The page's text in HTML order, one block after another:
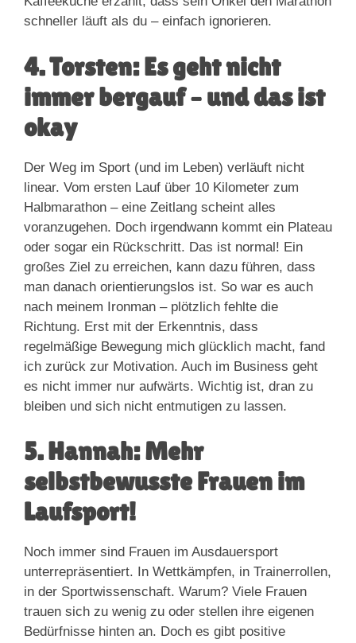
schneller läuft als du – einfach ignorieren.
4. Torsten: Es geht nicht
immer bergauf – und das ist
okay
Der Weg im Sport (und im Leben) verläuft nicht
linear. Vom ersten Lauf über 10 Kilometer zum
Halbmarathon – eine Zeitlang scheint alles
voranzugehen. Doch irgendwann kommt ein Plateau
oder sogar ein Rückschritt. Das ist normal! Ein
großes Ziel zu erreichen, kann dazu führen, dass
man danach orientierungslos ist. So war es auch
nach meinem Ironman – plötzlich fehlte die
Richtung. Erst mit der Erkenntnis, dass
regelmäßige Bewegung mich glücklich macht, fand
ich zurück zur Motivation. Auch im Business geht
es nicht immer nur aufwärts. Wichtig ist, dran zu
bleiben und sich nicht entmutigen zu lassen.
5. Hannah: Mehr
selbstbewusste Frauen im
Laufsport!
Noch immer sind Frauen im Ausdauersport
unterrepräsentiert. In Wettkämpfen, in Trainerrollen,
in der Sportwissenschaft. Warum? Viele Frauen
trauen sich zu wenig zu oder stellen ihre eigenen
Bedürfnisse hinten an. Doch es gibt positive